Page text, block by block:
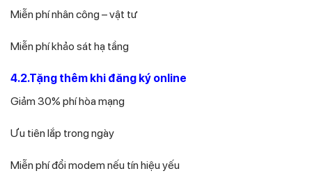
Miễn phí nhân công – vật tư
Miễn phí khảo sát hạ tầng
4.2.Tặng thêm khi đăng ký online
Giảm 30% phí hòa mạng
Ưu tiên lắp trong ngày
Miễn phí đổi modem nếu tín hiệu yếu